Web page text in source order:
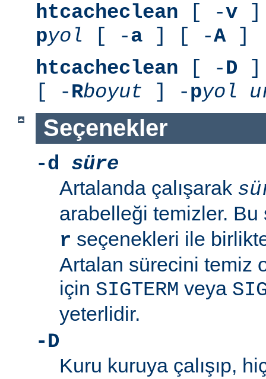
htcacheclean [ -v ]
pyol [ -a ] [ -A]
htcacheclean [ -D ]
[ -Rboyut ] -pyol
Seçenekler
-d süre
Artalanda çalışarak
arabelleği temizler.
r seçenekleri ile
Artalan sürecini temiz
için SIGTERM veya
yeterlidir.
-D
Kuru kuruya çalışıp,